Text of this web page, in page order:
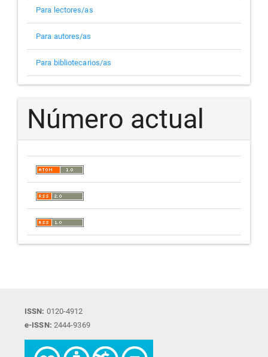
Para lectores/as
Para autores/as
Para bibliotecarios/as
Número actual
ISSN: 0120-4912
e-ISSN: 2444-9369